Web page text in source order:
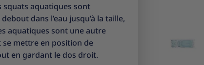
squats aquatiques sont
dans l’eau jusqu’à la taille,
aquatiques sont une autre
mettre en position de
en gardant le dos droit.